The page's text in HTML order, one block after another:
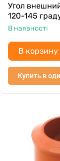
Угол
120-145
В наявності
В корзину
Купить в